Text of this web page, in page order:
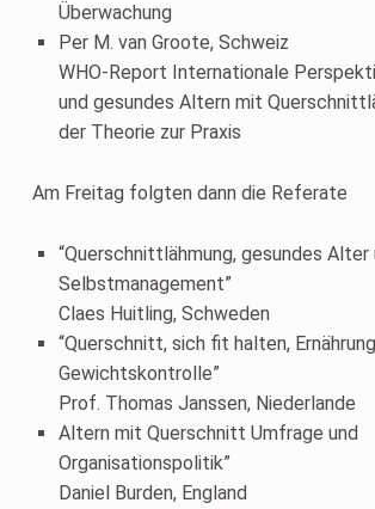
Überwachung
Per M. van Groote, Schweiz
WHO-Report Internationale
und gesundes Altern mit
der Theorie zur Praxis
Am Freitag folgten dann die Referate
“Querschnittlähmung, gesundes Alter
Selbstmanagement”
Claes Huitling, Schweden
“Querschnitt, sich fit halten,
Gewichtskontrolle”
Prof. Thomas Janssen, Niederlande
Altern mit Querschnitt Umfrage und
Organisationspolitik”
Daniel Burden, England